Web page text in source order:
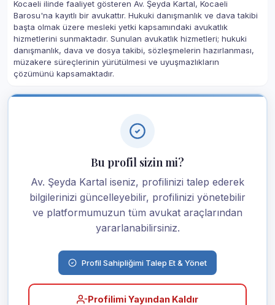
Kocaeli ilinde faaliyet gösteren Av. Şeyda Kartal, Kocaeli
Barosu'na kayıtlı bir avukattır. Hukuki danışmanlık ve dava takibi
başta olmak üzere mesleki yetki kapsamındaki avukatlık
hizmetlerini sunmaktadır. Sunulan avukatlık hizmetleri; hukuki
danışmanlık, dava ve dosya takibi, sözleşmelerin hazırlanması,
müzakere süreçlerinin yürütülmesi ve uyuşmazlıkların
çözümünü kapsamaktadır.
Bu profil sizin mi?
Av. Şeyda Kartal iseniz, profilinizi talep ederek
bilgilerinizi güncelleyebilir, profilinizi yönetebilir
ve platformumuzun tüm avukat araçlarından
yararlanabilirsiniz.
Profil Sahipliğimi Talep Et & Yönet
Profilimi Yayından Kaldır